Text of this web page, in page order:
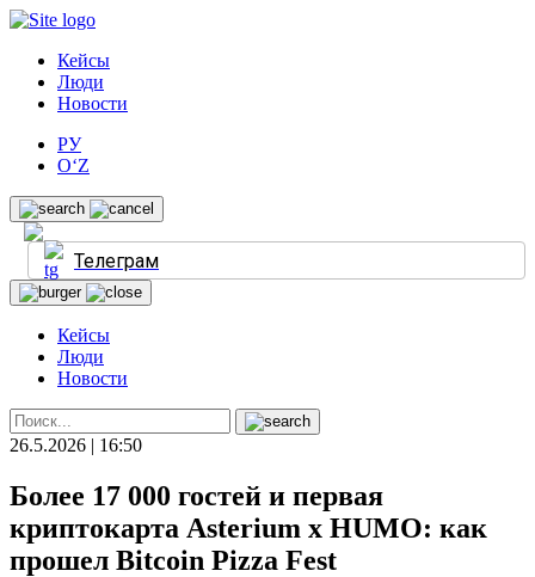
Кейсы
Люди
Новости
РУ
O‘Z
Телеграм
Кейсы
Люди
Новости
26.5.2026 | 16:50
Более 17 000 гостей и первая
криптокарта Asterium x HUMO: как
прошел Bitcoin Pizza Fest